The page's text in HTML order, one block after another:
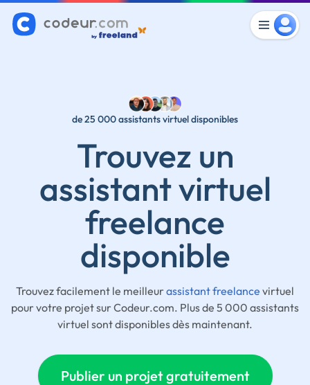
de 25 000 assistants virtuel disponibles
Trouvez un
assistant virtuel
freelance
disponible
Trouvez facilement le meilleurassistant freelance virtuel
pour votre projet sur Codeur.com. Plus de 5 000 assistants
virtuel sont disponibles dès maintenant.
Publier un projet gratuitement